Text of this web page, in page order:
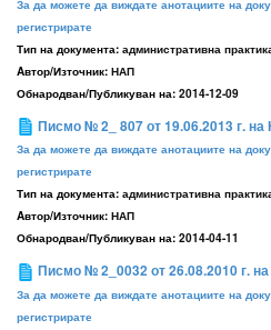
За да можете да виждате анотациите на
регистрирате
Тип на документа: административна
Aвтор/Източник: НАП
Обнародван/Публикуван на: 2014-12-09
Писмо № 2_ 807 от 19.06.2013 г.
За да можете да виждате анотациите на
регистрирате
Тип на документа: административна
Aвтор/Източник: НАП
Обнародван/Публикуван на: 2014-04-11
Писмо № 2_0032 от 26.08.2010 г.
За да можете да виждате анотациите на
регистрирате